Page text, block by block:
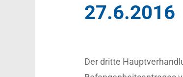
27.6.2016
Der dritte